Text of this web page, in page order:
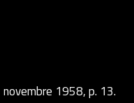
1958, p. 13.